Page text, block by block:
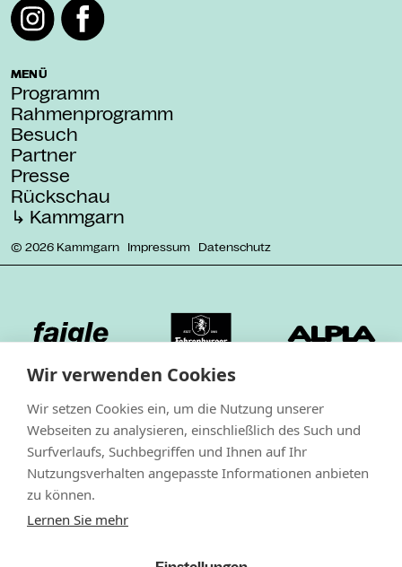
MENÜ
Programm
Rahmenprogramm
Besuch
Partner
Presse
Rückschau
↳ Kammgarn
© 2026 Kammgarn Impressum Datenschutz
Wir verwenden Cookies
Wir setzen Cookies ein, um die Nutzung unserer
Webseiten zu analysieren, einschließlich des Such und
Surfverlaufs, Suchbegriffen und Ihnen auf Ihr
Nutzungsverhalten angepasste Informationen anbieten
zu können.
Lernen Sie mehr